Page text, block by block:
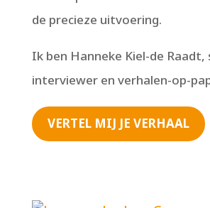
de precieze uitvoering.
Ik ben Hanneke Kiel-de Raadt,
interviewer en verhalen-op-
VERTEL MIJ JE VERHAAL